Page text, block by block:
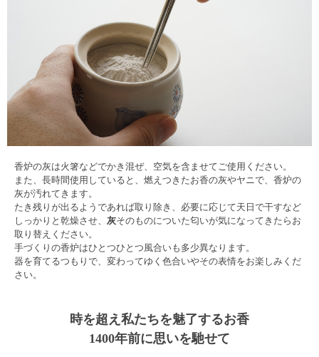
香炉の灰は火箸などでかき混ぜ、空気を含ませてご使用ください。
また、長時間使用していると、燃えつきたお香の灰やヤニで、香炉の
灰が汚れてきます。
たき残りが出るようであれば取り除き、必要に応じて天日で干すなど
しっかりと乾燥させ、 灰そのものについた匂いが気になってきたらお
取り替えください。
手づくりの香炉はひとつひとつ風合いも多少異なります。
器を育てるつもりで、変わってゆく色合いやその表情をお楽しみくだ
さい。
時を超え私たちを魅了するお香
1400年前に思いを馳せて